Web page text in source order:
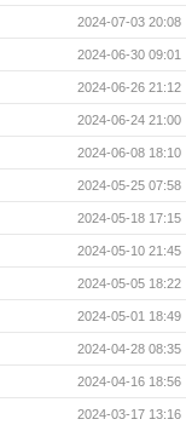
2024-07-03 20:08
2024-06-30 09:01
2024-06-26 21:12
2024-06-24 21:00
2024-06-08 18:10
2024-05-25 07:58
2024-05-18 17:15
2024-05-10 21:45
2024-05-05 18:22
2024-05-01 18:49
2024-04-28 08:35
2024-04-16 18:56
2024-03-17 13:16